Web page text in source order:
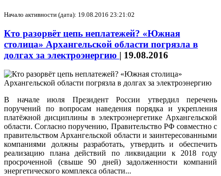
Начало активности (дата): 19.08.2016 23:21:02
Кто разорвёт цепь неплатежей? «Южная
столица» Архангельской области погрязла в
долгах за электроэнергию | 19.08.2016
В начале июля Президент России утвердил перечень
поручений по вопросам наведения порядка и укрепления
платёжной дисциплины в электроэнергетике Архангельской
области. Согласно поручению, Правительство РФ совместно с
правительством Архангельской области и заинтересованными
компаниями должны разработать, утвердить и обеспечить
реализацию плана действий по ликвидации к 2018 году
просроченной (свыше 90 дней) задолженности компаний
энергетического комплекса области...